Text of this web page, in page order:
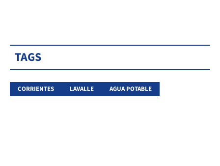
TAGS
CORRIENTES LAVALLE AGUA POTABLE